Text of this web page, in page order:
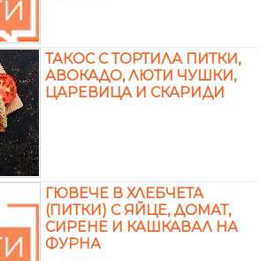
ТАКОС С ТОРТИЛА ПИТКИ,
АВОКАДО, ЛЮТИ ЧУШКИ,
ЦАРЕВИЦА И СКАРИДИ
ГЮВЕЧЕ В ХЛЕБЧЕТА
(ПИТКИ) С ЯЙЦЕ, ДОМАТ,
СИРЕНЕ И КАШКАВАЛ НА
ФУРНА